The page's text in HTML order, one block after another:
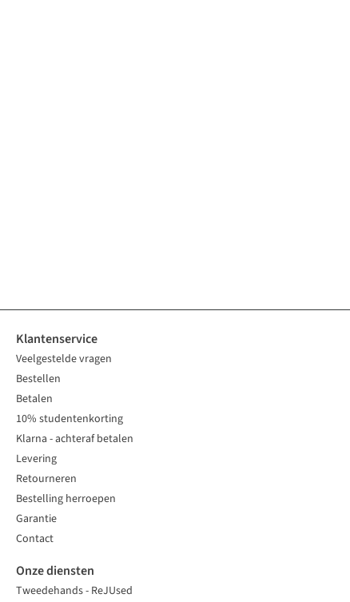
Klantenservice
Veelgestelde vragen
Bestellen
Betalen
10% studentenkorting
Klarna - achteraf betalen
Levering
Retourneren
Bestelling herroepen
Garantie
Contact
Onze diensten
Tweedehands - ReJUsed